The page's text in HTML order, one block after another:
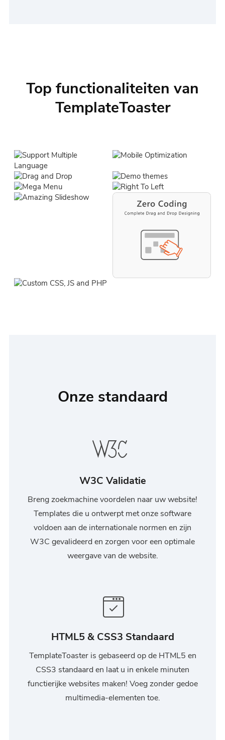
Top functionaliteiten van
TemplateToaster
Onze standaard
W3C Validatie
Breng zoekmachine voordelen naar uw website!
Templates die u ontwerpt met onze software
voldoen aan de internationale normen en zijn
W3C gevalideerd en zorgen voor een optimale
weergave van de website.
HTML5 & CSS3 Standaard
TemplateToaster is gebaseerd op de HTML5 en
CSS3 standaard en laat u in enkele minuten
functierijke websites maken! Voeg zonder gedoe
multimedia-elementen toe.